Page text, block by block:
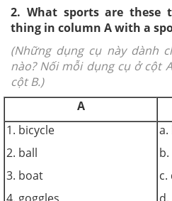
2. What sports are these
thing in column A with a
(Những dụng cụ này dành
nào? Nối mỗi dụng cụ ở cột
cột B.)
A
1. bicycle
2. ball
3. boat
4. goggles
a.
c.